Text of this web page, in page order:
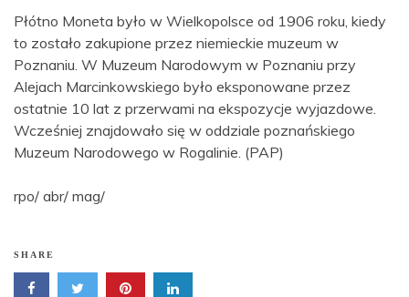
Płótno Moneta było w Wielkopolsce od 1906 roku, kiedy
to zostało zakupione przez niemieckie muzeum w
Poznaniu. W Muzeum Narodowym w Poznaniu przy
Alejach Marcinkowskiego było eksponowane przez
ostatnie 10 lat z przerwami na ekspozycje wyjazdowe.
Wcześniej znajdowało się w oddziale poznańskiego
Muzeum Narodowego w Rogalinie. (PAP)
rpo/ abr/ mag/
SHARE